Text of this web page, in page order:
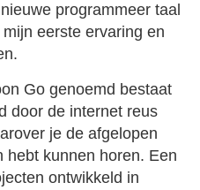
programmeer taal
eerste ervaring en
Go genoemd bestaat
door de internet reus
je de afgelopen
hebt kunnen horen. Een
ontwikkeld in